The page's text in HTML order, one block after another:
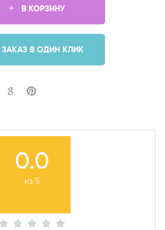
В КОРЗИНУ
ЗАКАЗ В ОДИН КЛИК
0.0
из 5